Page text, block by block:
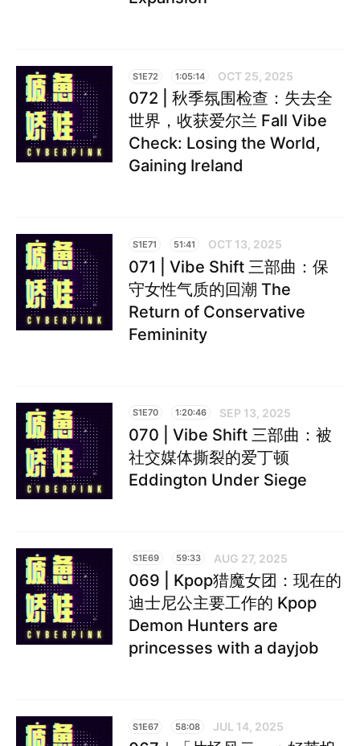
S1E72 1:05:14 OCT 25, 2025
072 | 秋季氛围检查：失去全
世界，收获爱尔兰 Fall Vibe
Check: Losing the World,
Gaining Ireland
S1E71 51:41 OCT 13, 2025
071 | Vibe Shift 三部曲：保
守女性气质的回潮 The
Return of Conservative
Femininity
S1E70 1:20:46 SEP 13, 2025
070 | Vibe Shift 三部曲：被
社交媒体撕裂的爱丁顿
Eddington Under Siege
S1E69 59:33 AUG 27, 2025
069 | Kpop猎魔女团：现在的
迪士尼公主要工作的 Kpop
Demon Hunters are
princesses with a dayjob
S1E67 58:08 JUL 14, 2025